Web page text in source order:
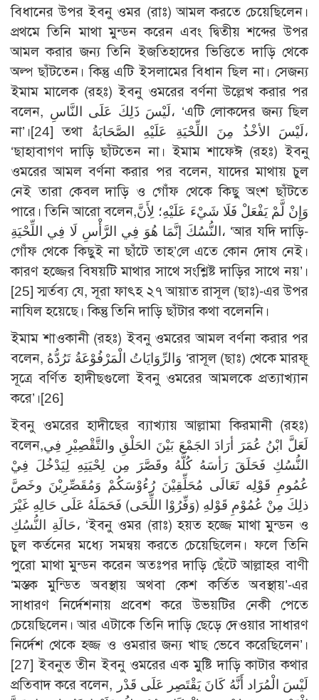
বিধানের উপর ইবনু ওমর (রাঃ) আমল করতে চেয়েছিলেন।
প্রথমে তিনি মাথা মুন্ডন করেন এবং দ্বিতীয় শব্দের উপর
আমল করার জন্য তিনি ইজতিহাদের ভিত্তিতে দাড়ি থেকে
অল্প ছাঁটতেন। কিন্তু এটি ইসলামের বিধান ছিল না। সেজন্য
ইমাম মালেক (রহঃ) ইবনু ওমরের বর্ণনা উল্লেখ করার পর
বলেন, لَيْسَ ذَلِكَ عَلَى النَّاسِ، ‘এটি লোকদের জন্য ছিল
না’।[24] তথা لَيْسَ الأخْذُ مِنَ اللِّحْيَةِ عَلَيْهِ الصَّحَابَةُ،
‘ছাহাবাগণ দাড়ি ছাঁটতেন না। ইমাম শাফেঈ (রহঃ) ইবনু
ওমরের আমল বর্ণনা করার পর বলেন, যাদের মাথায় চুল
নেই তারা কেবল দাড়ি ও গোঁফ থেকে কিছু অংশ ছাঁটতে
পারে। তিনি আরো বলেন,وَإِنْ لَّمْ يَفْعَلْ فَلَا شَيْءَ عَلَيْهِ؛ لِأَنَّ
النُّسُكَ إنَّمَا هُوَ فِي الرَّأْسِ لَا فِي اللِّحْيَةِ، ‘আর যদি দাড়ি-
গোঁফ থেকে কিছুই না ছাঁটে তাহ’লে এতে কোন দোষ নেই।
কারণ হজ্জের বিষয়টি মাথার সাথে সংশ্লিষ্ট দাড়ির সাথে নয়’।
[25] স্মর্তব্য যে, সূরা ফাৎহ ২৭ আয়াত রাসূল (ছাঃ)-এর উপর
নাযিল হয়েছে। কিন্তু তিনি দাড়ি ছাঁটার কথা বলেননি।
ইমাম শাওকানী (রহঃ) ইবনু ওমরের আমল বর্ণনা করার পর
বলেন, وَالرِّوَايَاتُ الْمَرْفُوْعَةُ تَرُدُّهُ ‘রাসূল (ছাঃ) থেকে মারফূ
সূত্রে বর্ণিত হাদীছগুলো ইবনু ওমরের আমলকে প্রত্যাখ্যান
করে’।[26]
ইবনু ওমরের হাদীছের ব্যাখ্যায় আল্লামা কিরমানী (রহঃ)
বলেন,لَعَلَّ ابْنُ عُمَرَ أرَادَ الجَمْعَ بَيْنَ الحَلْقِ والتَّقْصِيْرِ فِي
النُّسُكِ فَحَلَقَ رَأسَهُ كُلَّهُ وقَصَّرَ مِن لِحْيَتِهِ لِيَدْخُلَ فِيْ
عُمُومِ قَوْلِه تَعَالَى مُحَلِّقِيْنَ رُءُوْسَكُمْ وَمُقَصِّرِيْنَ وخَصَّ
ذلِكَ مِنْ عُمُوْمِ قَوْلهِ (وَفِّرُوْا اللِّحَى) فَحَمَلَهُ عَلَى حَالِهِ غَيْرَ
حَالَةِ النُّسُكِ، ‘ইবনু ওমর (রাঃ) হয়ত হজ্জে মাথা মুন্ডন ও
চুল কর্তনের মধ্যে সমন্বয় করতে চেয়েছিলেন। ফলে তিনি
পুরো মাথা মুন্ডন করেন অতঃপর দাড়ি ছেঁটে আল্লাহর বাণী
‘মস্তক মুন্ডিত অবস্থায় অথবা কেশ কর্তিত অবস্থায়’-এর
সাধারণ নির্দেশনায় প্রবেশ করে উভয়টির নেকী পেতে
চেয়েছিলেন। আর এটাকে তিনি দাড়ি ছেড়ে দেওয়ার সাধারণ
নির্দেশ থেকে হজ্জ ও ওমরার জন্য খাছ ভেবে করেছিলেন’।
[27] ইবনুত তীন ইবনু ওমরের এক মুষ্টি দাড়ি কাটার কথার
প্রতিবাদ করে বলেন, لَيْسَ الْمُرَاد أَنَّهُ كَانَ يَقْتَصِر عَلَى قَدْر